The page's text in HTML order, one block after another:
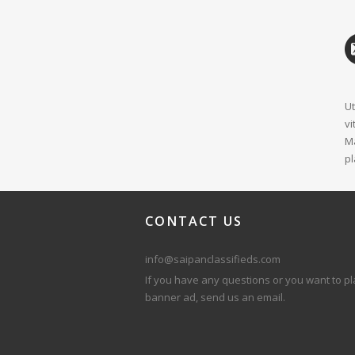
CONTACT US
info@saipanclassifieds.com
If you have any questions or you want to
banner ad, send us an email.